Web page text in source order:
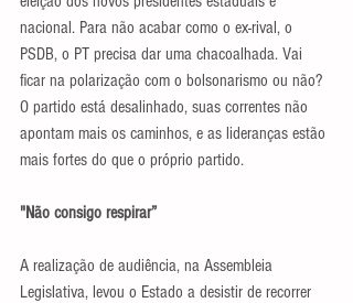
nacional. Para não acabar como o ex-rival, o
PSDB, o PT precisa dar uma chacoalhada. Vai
ficar na polarização com o bolsonarismo ou não?
O partido está desalinhado, suas correntes não
apontam mais os caminhos, e as lideranças estão
mais fortes do que o próprio partido.
"Não consigo respirar”
A realização de audiência, na Assembleia
Legislativa, levou o Estado a desistir de recorrer